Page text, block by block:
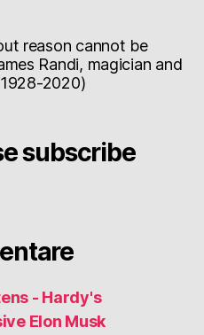
reason cannot be
Randi, magician and
2020)
subscribe
- Hardy's
Elon Musk